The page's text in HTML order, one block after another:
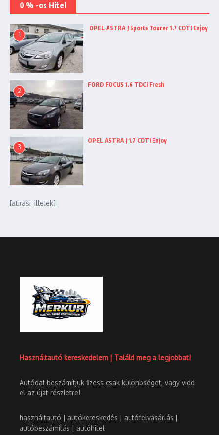
0 % -os Hitel
1
OPEL ASTRA J Sports Tourer 1.7 CDTI Enjoy
2
FORD FOCUS 1.6 TDCi Fresh
3
OPEL ASTRA J 1.7 CDTI Enjoy
[atirasi_illetek]
Használtautó kereskedelem | Találd meg a legjobbat!
Autódat beszámítjuk fizess csak különbséget, vagy vidd
el az újat részletre!
használtautó | autókereskedés | autófelvásárlás |
autóbeszámítás | autóhitel